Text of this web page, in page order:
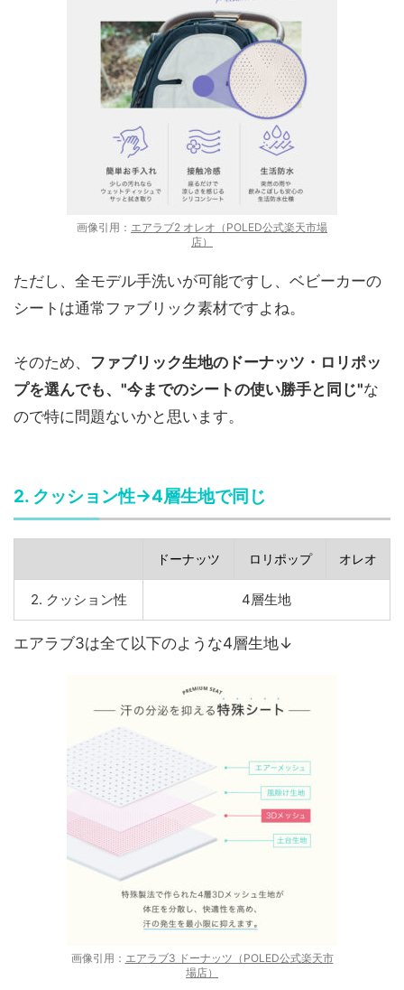
画像引用： エアラブ2 オレオ（POLED公式楽天市場
店）
ただし、全モデル手洗いが可能ですし、ベビーカーの
シートは通常ファブリック素材ですよね。
そのため、 ファブリック生地のドーナッツ・ロリポッ
プを選んでも、"今までのシートの使い勝手と同じ"な
ので特に問題ないかと思います。
2. クッション性→4層生地で同じ
ドーナッツ ロリポップ オレオ
2. クッション性 4層生地
エアラブ3は全て以下のような4層生地↓
画像引用： エアラブ3 ドーナッツ（POLED公式楽天市
場店）